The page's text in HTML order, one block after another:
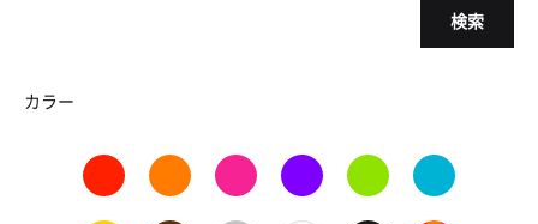
検索
カラー